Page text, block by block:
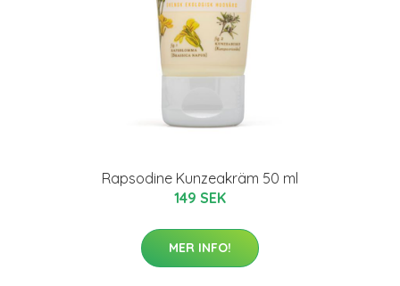
Rapsodine Kunzeakräm 50 ml
149 SEK
MER INFO!